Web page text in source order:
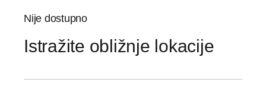
Nije dostupno
Istražite obližnje lokacije